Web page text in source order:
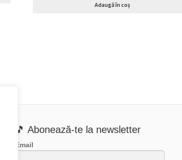
Adaugă în coș
🎵 Abonează-te la newsletter
Email